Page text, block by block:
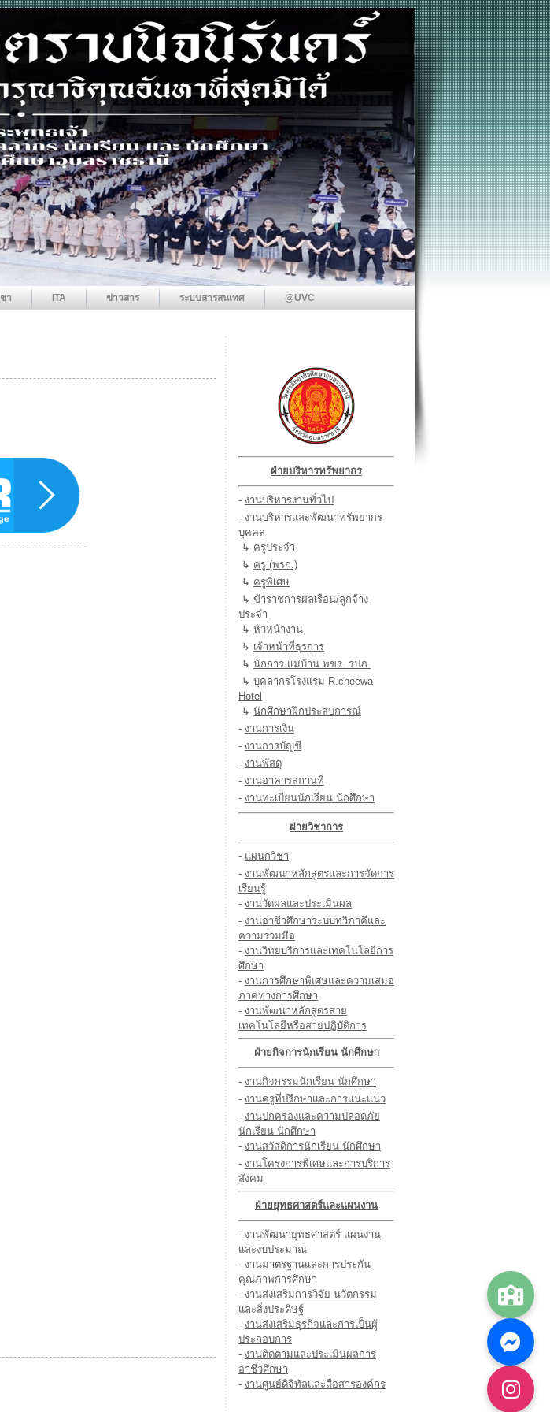
า ITA ข่าวสาร ระบบสารสนเทศ @UVC
ฝ่ายบริหารทรัพยากร
- งานบริหารงานทั่วไป
- งานบริหารและพัฒนาทรัพยากร
บุคคล
↳ ครูประจำ
↳ ครู (พรก.)
↳ ครูพิเศษ
↳ ข้าราชการผลเรือน/ลูกจ้าง
ประจำ
↳ หัวหน้างาน
↳ เจ้าหน้าที่ธุรการ
↳ นักการ แม่บ้าน พขร. รปภ.
↳ บุคลากรโรงแรม R.cheewa
Hotel
↳ นักศึกษาฝึกประสบการณ์
- งานการเงิน
- งานการบัญชี
- งานพัสดุ
- งานอาคารสถานที่
- งานทะเบียนนักเรียน นักศึกษา
ฝ่ายวิชาการ
- แผนกวิชา
- งานพัฒนาหลักสูตรและการจัดการ
เรียนรู้
- งานวัดผลและประเมินผล
- งานอาชีวศึกษาระบบทวิภาคีและ
ความร่วมมือ
- งานวิทยบริการและเทคโนโลยีการ
ศึกษา
- งานการศึกษาพิเศษและความเสมอ
ภาคทางการศึกษา
- งานพัฒนาหลักสูตรสาย
เทคโนโลยีหรือสายปฏิบัติการ
ฝ่ายกิจการนักเรียน นักศึกษา
- งานกิจกรรมนักเรียน นักศึกษา
- งานครูที่ปรึกษาและการแนะแนว
- งานปกครองและความปลอดภัย
นักเรียน นักศึกษา
- งานสวัสดิการนักเรียน นักศึกษา
- งานโครงการพิเศษและการบริการ
สังคม
ฝ่ายยุทธศาสตร์และแผนงาน
- งานพัฒนายุทธศาสตร์ แผนงาน
และงบประมาณ
- งานมาตรฐานและการประกัน
คุณภาพการศึกษา
- งานส่งเสริมการวิจัย นวัตกรรม
และสิ่งประดิษฐ์
- งานส่งเสริมธุรกิจและการเป็นผู้
ประกอบการ
- งานติดตามและประเมินผลการ
อาชีวศึกษา
- งานศูนย์ดิจิทัลและสื่อสารองค์กร